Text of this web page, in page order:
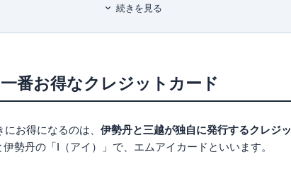
合算できる
帯特典もしっかりついてくる！
続きを見る
番お得なクレジットカード
お得になるのは、 伊勢丹と三越が独自に発行するクレジ
勢丹の「I（アイ）」で、エムアイカードといいます。